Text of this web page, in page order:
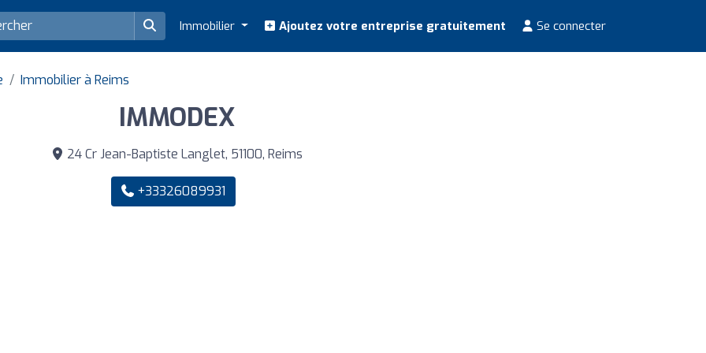
Immobilier Ajoutez votre entreprise gratuitement Se connecter
Immobilier à Reims
IMMODEX
24 Cr Jean-Baptiste Langlet, 51100, Reims
+33326089931